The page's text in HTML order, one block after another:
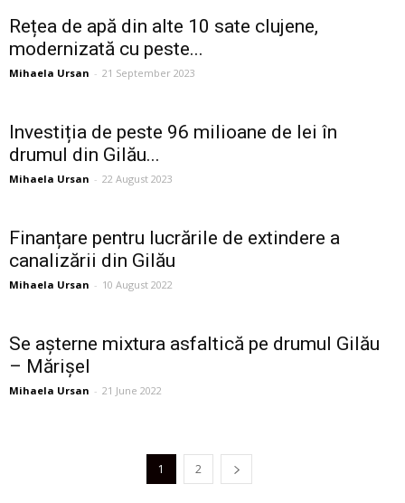
Rețea de apă din alte 10 sate clujene,
modernizată cu peste...
Mihaela Ursan - 21 September 2023
Investiția de peste 96 milioane de lei în
drumul din Gilău...
Mihaela Ursan - 22 August 2023
Finanțare pentru lucrările de extindere a
canalizării din Gilău
Mihaela Ursan - 10 August 2022
Se așterne mixtura asfaltică pe drumul Gilău
– Mărișel
Mihaela Ursan - 21 June 2022
1 2